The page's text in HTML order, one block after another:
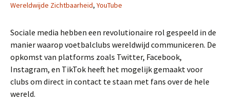
Wereldwijde Zichtbaarheid, YouTube
Sociale media hebben een revolutionaire rol gespeeld in de
manier waarop voetbalclubs wereldwijd communiceren. De
opkomst van platforms zoals Twitter, Facebook,
Instagram, en TikTok heeft het mogelijk gemaakt voor
clubs om direct in contact te staan met fans over de hele
wereld.